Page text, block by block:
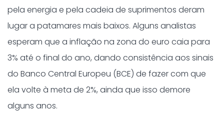
pela energia e pela cadeia de suprimentos deram
lugar a patamares mais baixos. Alguns analistas
esperam que a inflação na zona do euro caia para
3% até o final do ano, dando consistência aos sinais
do Banco Central Europeu (BCE) de fazer com que
ela volte à meta de 2%, ainda que isso demore
alguns anos.